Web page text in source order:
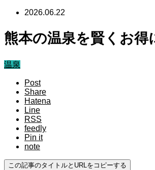
2026.06.22
熊本の温泉を賢くお得
温泉
Post
Share
Hatena
Line
RSS
feedly
Pin it
note
この記事のタイトルとURLをコピーする